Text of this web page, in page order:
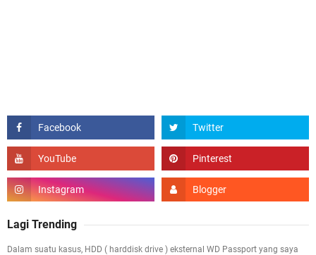
Lagi Trending
Dalam suatu kasus, HDD ( harddisk drive ) eksternal WD Passport yang saya